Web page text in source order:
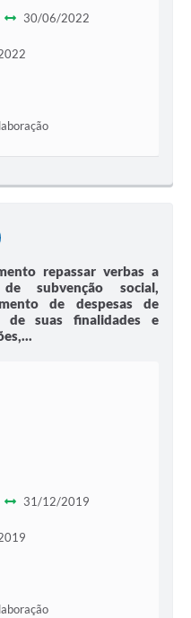
30/06/2022
repassar verbas a
subvenção social,
de despesas de
de suas finalidades e
31/12/2019